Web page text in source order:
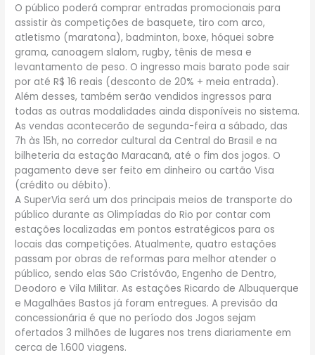
O público poderá comprar entradas promocionais para
assistir às competições de basquete, tiro com arco,
atletismo (maratona), badminton, boxe, hóquei sobre
grama, canoagem slalom, rugby, tênis de mesa e
levantamento de peso. O ingresso mais barato pode sair
por até R$ 16 reais (desconto de 20% + meia entrada).
Além desses, também serão vendidos ingressos para
todas as outras modalidades ainda disponíveis no sistema.
As vendas acontecerão de segunda-feira a sábado, das
7h às 15h, no corredor cultural da Central do Brasil e na
bilheteria da estação Maracanã, até o fim dos jogos. O
pagamento deve ser feito em dinheiro ou cartão Visa
(crédito ou débito).
A SuperVia será um dos principais meios de transporte do
público durante as Olimpíadas do Rio por contar com
estações localizadas em pontos estratégicos para os
locais das competições. Atualmente, quatro estações
passam por obras de reformas para melhor atender o
público, sendo elas São Cristóvão, Engenho de Dentro,
Deodoro e Vila Militar. As estações Ricardo de Albuquerque
e Magalhães Bastos já foram entregues. A previsão da
concessionária é que no período dos Jogos sejam
ofertados 3 milhões de lugares nos trens diariamente em
cerca de 1.600 viagens.